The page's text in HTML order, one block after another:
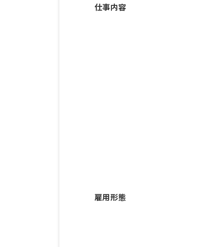
仕事内容
雇用形態